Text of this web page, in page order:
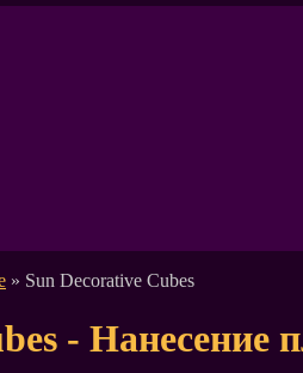
» Sun Decorative Cubes
- Нанесение